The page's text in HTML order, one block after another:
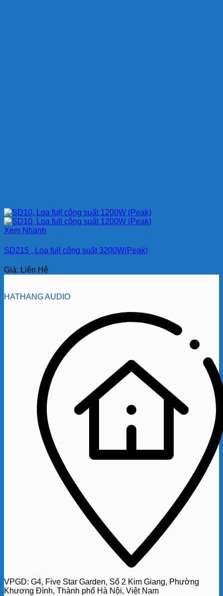
Xem Nhanh
SD215 , Loa full công suất 3200W(Peak)
Giá: Liên Hệ
HATHANG AUDIO
VPGD: G4, Five Star Garden, Số 2 Kim Giang, Phường
Khương Đình, Thành phố Hà Nội, Việt Nam